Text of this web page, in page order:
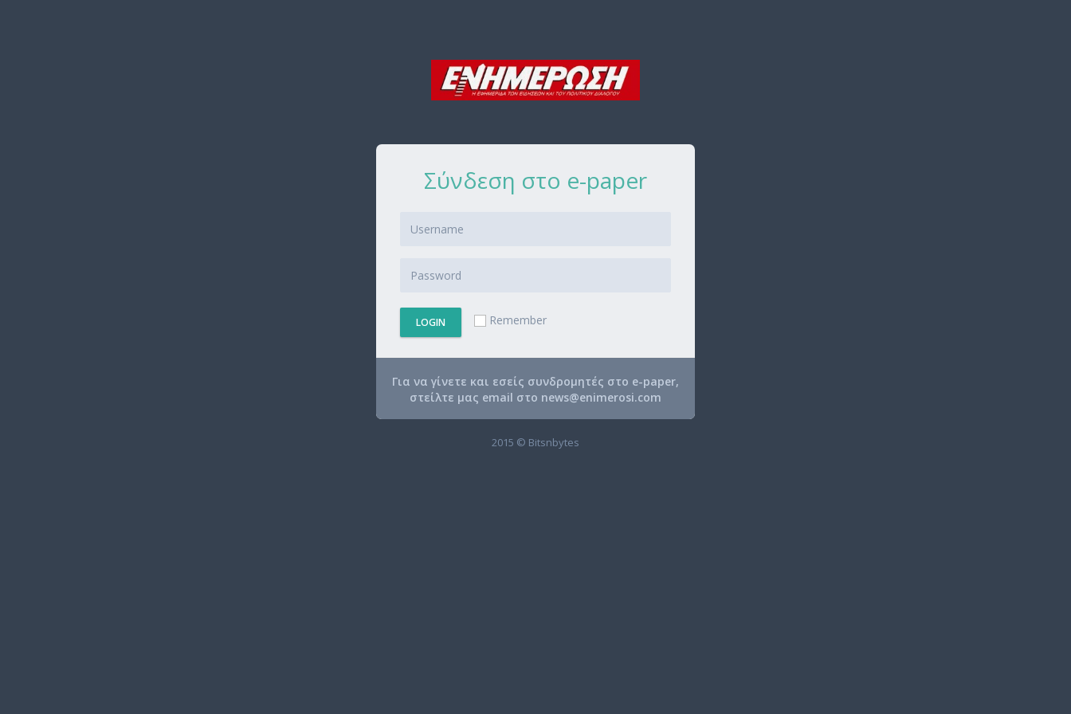
Σύνδεση στο e-paper
LOGIN Remember
Για να γίνετε και εσείς συνδρομητές στο e-paper,
στείλτε μας email στο news@enimerosi.com
2015 © Bitsnbytes